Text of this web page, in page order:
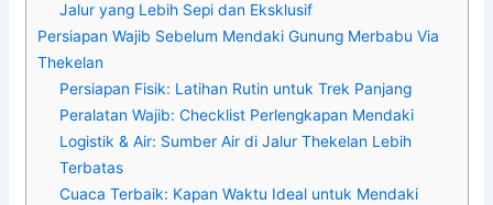
Jalur yang Lebih Sepi dan Eksklusif
Persiapan Wajib Sebelum Mendaki Gunung Merbabu Via
Thekelan
Persiapan Fisik: Latihan Rutin untuk Trek Panjang
Peralatan Wajib: Checklist Perlengkapan Mendaki
Logistik & Air: Sumber Air di Jalur Thekelan Lebih
Terbatas
Cuaca Terbaik: Kapan Waktu Ideal untuk Mendaki